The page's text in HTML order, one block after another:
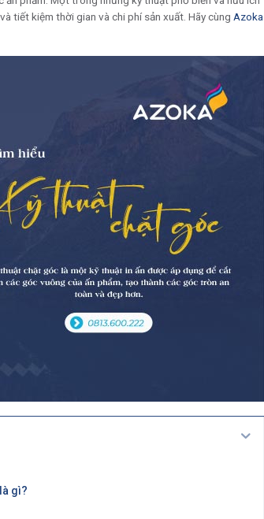
tiết kiệm thời gian và chi phí sản xuất. Hãy cùng Azoka
gì?